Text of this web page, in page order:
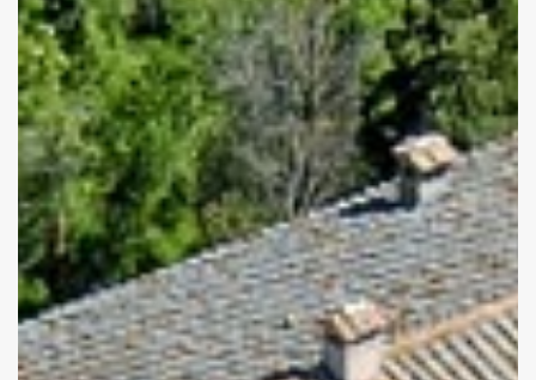
TEAM BUILDING ED ATTIVITÀ ESPERENZIALI
BENESSERE
RELAX E MEDITAZIONE
NATURA E ATTIVITÀ OUTDOOR
CONTATTI
IT
EN